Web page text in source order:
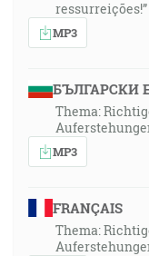
ressurreições!”
MP3
БЪЛГАРСКИ
Thema:
MP3
FRANÇAIS
Thema: